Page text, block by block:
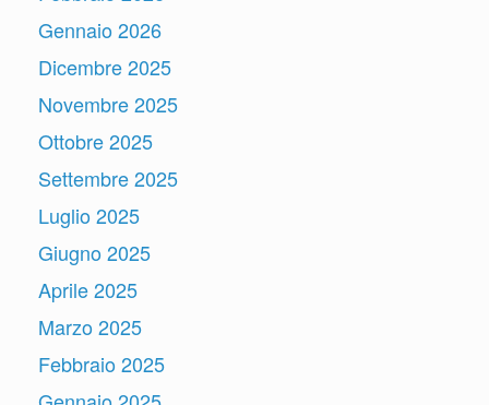
Gennaio 2026
Dicembre 2025
Novembre 2025
Ottobre 2025
Settembre 2025
Luglio 2025
Giugno 2025
Aprile 2025
Marzo 2025
Febbraio 2025